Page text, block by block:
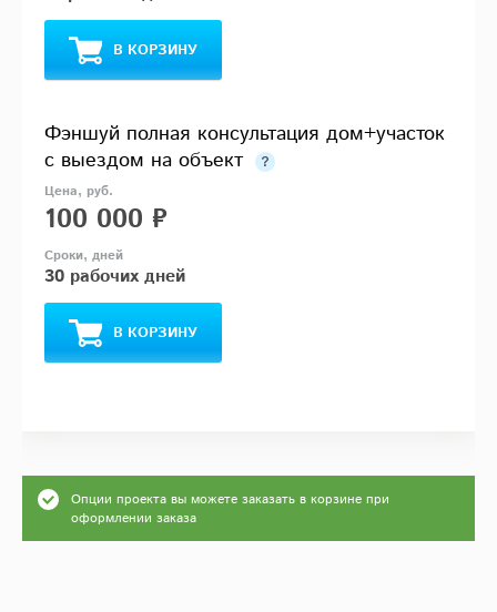
В КОРЗИНУ
Фэншуй полная консультация дом+участок
с выездом на объект
100 000 ₽
30 рабочих дней
В КОРЗИНУ
Опции проекта вы можете заказать в корзине при
оформлении заказа